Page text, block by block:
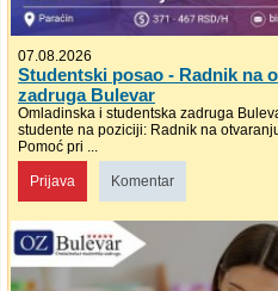
07.08.2026
Studentski posao - Radnik na
zadruga Bulevar
Omladinska i studentska zadruga
studente na poziciji: Radnik na
Pomoć pri ...
Prijava Komentar